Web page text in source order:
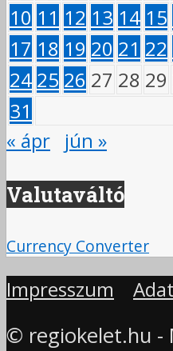
10 11 12 13 14 15
17 18 19 20 21 22
24 25 26 27 28 29
31
« ápr
jún »
Valutaváltó
Currency Converter
Impresszum
© regiokelet.hu -